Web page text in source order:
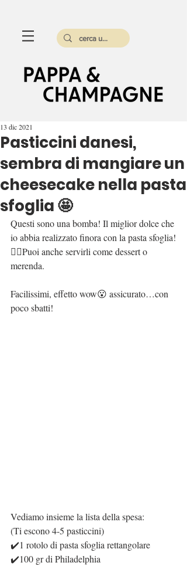
Pasticcini danesi,
sembra di mangiare un
cheesecake nella pasta
sfoglia 🤩
13 dic 2021
Questi sono una bomba! Il miglior dolce che
io abbia realizzato finora con la pasta sfoglia!
👉🏻Puoi anche servirli come dessert o
merenda.
Facilissimi, effetto wow😮 assicurato…con
poco sbatti!
Vediamo insieme la lista della spesa:
(Ti escono 4-5 pasticcini)
✔️1 rotolo di pasta sfoglia rettangolare
✔️100 gr di Philadelphia